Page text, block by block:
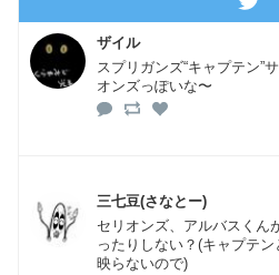
ザイル
スプリガンズ“キャプテン”
オンズっぽいな〜
三七豆(さなとー)
セリオンズ、アルバスくん
ったりしない？(キャプテ
映らないので)